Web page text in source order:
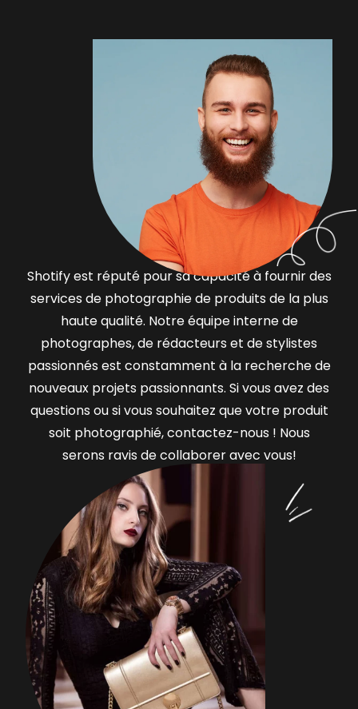
Shotify est réputé pour sa capacité à fournir des
services de photographie de produits de la plus
haute qualité. Notre équipe interne de
photographes, de rédacteurs et de stylistes
passionnés est constamment à la recherche de
nouveaux projets passionnants. Si vous avez des
questions ou si vous souhaitez que votre produit
soit photographié, contactez-nous ! Nous
serons ravis de collaborer avec vous!